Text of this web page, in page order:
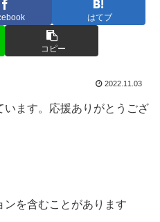
はてブ
コピー
2022.11.03
ます。応援ありがとうござ
を含むことがあります